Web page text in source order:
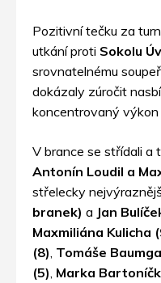
Pozitivní tečku za
utkání proti Sokolu
srovnatelnému
dokázaly zúročit
koncentrovaný
V brance se střídali a
Antonín Loudil a
střelecky
branek) a Jan
Maxmiliána Kulicha
(8) Tomáše
(5) Marka